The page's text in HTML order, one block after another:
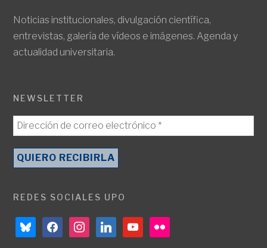
Noticias institucionales, divulgación científica,
entrevistas, galería de vídeos e imágenes. Agenda y
actualidad universitaria.
NEWSLETTER
REDES SOCIALES UPO
blueskyfacebookinstagramlinkedinyoutubeflickr